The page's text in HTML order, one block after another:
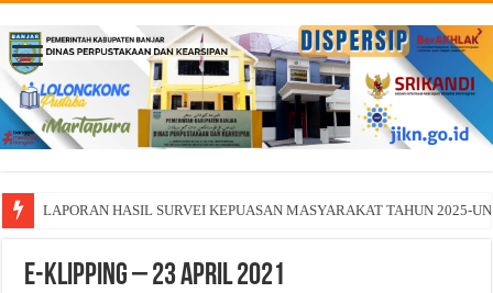
LAPORAN HASIL SURVEI KEPUASAN MASYARAKAT TAHUN 2025-
E-KLIPPING – 23 April 2021